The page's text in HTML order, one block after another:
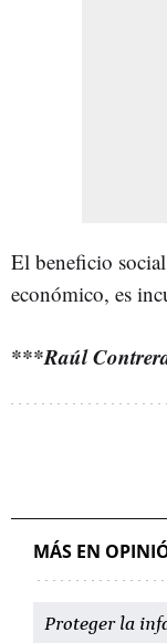
El beneficio
económico, es
***Raúl
MÁS EN
Proteger la